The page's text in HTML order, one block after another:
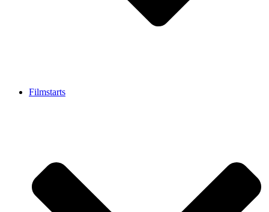
Filmstarts